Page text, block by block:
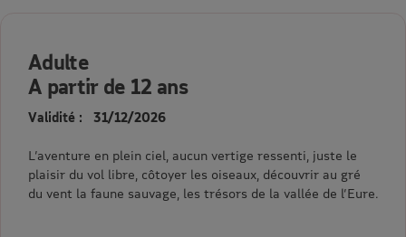
Adulte
A partir de 12 ans
Validité : 31/12/2026
L’aventure en plein ciel, aucun vertige ressenti, juste le
plaisir du vol libre, côtoyer les oiseaux, découvrir au gré
du vent la faune sauvage, les trésors de la vallée de l’Eure.